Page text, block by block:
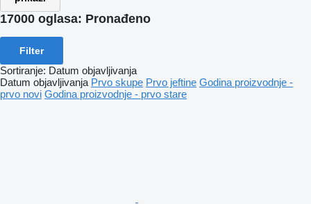
17000 oglasa: Pronađeno
Filter
Sortiranje: Datum objavljivanja
Datum objavljivanja Prvo skupe Prvo jeftine Godina proizvodnje -
prvo novi Godina proizvodnje - prvo stare